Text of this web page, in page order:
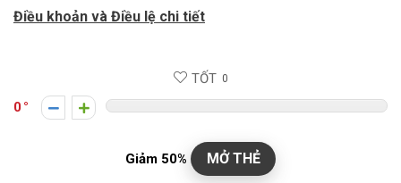
Điều khoản và Điều lệ chi tiết
TỐT 0
0
Giảm 50% MỞ THẺ